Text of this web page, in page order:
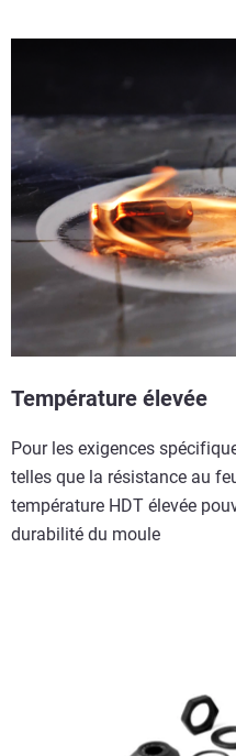
Température élevée
Pour les exigences
telles que la résistance au
température HDT élevée
durabilité du moule